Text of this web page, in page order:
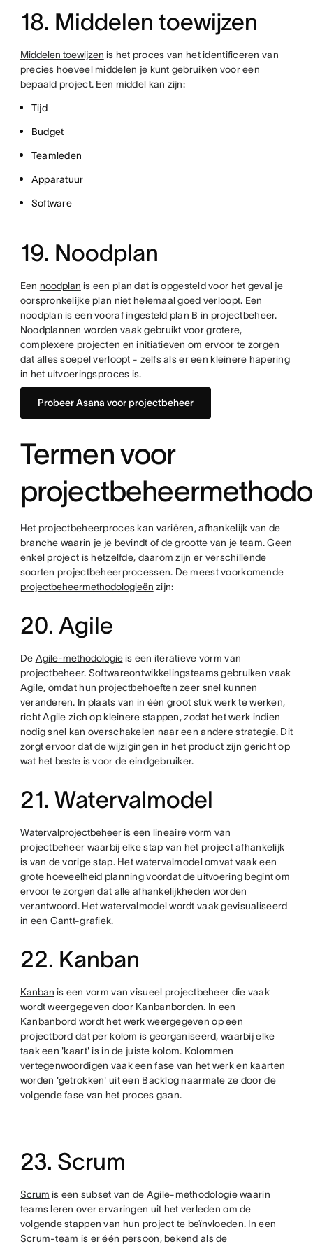
18. Middelen toewijzen
Middelen toewijzen is het proces van het identificeren van
precies hoeveel middelen je kunt gebruiken voor een
bepaald project. Een middel kan zijn:
Tijd
Budget
Teamleden
Apparatuur
Software
19. Noodplan
Een noodplan is een plan dat is opgesteld voor het geval je
oorspronkelijke plan niet helemaal goed verloopt. Een
noodplan is een vooraf ingesteld plan B in projectbeheer.
Noodplannen worden vaak gebruikt voor grotere,
complexere projecten en initiatieven om ervoor te zorgen
dat alles soepel verloopt - zelfs als er een kleinere hapering
in het uitvoeringsproces is.
Probeer Asana voor projectbeheer
Termen voor
Het projectbeheerproces kan variëren, afhankelijk van de
branche waarin je je bevindt of de grootte van je team. Geen
enkel project is hetzelfde, daarom zijn er verschillende
soorten projectbeheerprocessen. De meest voorkomende
projectbeheermethodologieën zijn:
20. Agile
De Agile-methodologieis een iteratieve vorm van
projectbeheer. Softwareontwikkelingsteams gebruiken vaak
Agile, omdat hun projectbehoeften zeer snel kunnen
veranderen. In plaats van in één groot stuk werk te werken,
richt Agile zich op kleinere stappen, zodat het werk indien
nodig snel kan overschakelen naar een andere strategie. Dit
zorgt ervoor dat de wijzigingen in het product zijn gericht op
wat het beste is voor de eindgebruiker.
21. Watervalmodel
Watervalprojectbeheeris een lineaire vorm van
projectbeheer waarbij elke stap van het project afhankelijk
is van de vorige stap. Het watervalmodel omvat vaak een
grote hoeveelheid planning voordat de uitvoering begint om
ervoor te zorgen dat alle afhankelijkheden worden
verantwoord. Het watervalmodel wordt vaak gevisualiseerd
in een Gantt-grafiek.
22. Kanban
Kanban is een vorm van visueel projectbeheer die vaak
wordt weergegeven door Kanbanborden. In een
Kanbanbord wordt het werk weergegeven op een
projectbord dat per kolom is georganiseerd, waarbij elke
taak een 'kaart' is in de juiste kolom. Kolommen
vertegenwoordigen vaak een fase van het werk en kaarten
worden 'getrokken' uit een Backlog naarmate ze door de
volgende fase van het proces gaan.
23. Scrum
Scrum is een subset van de Agile-methodologie waarin
teams leren over ervaringen uit het verleden om de
volgende stappen van hun project te beïnvloeden. In een
Scrum-team is er één persoon, bekend als de